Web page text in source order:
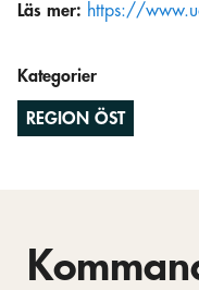
Läs mer: https://
Kategorier
REGION ÖST